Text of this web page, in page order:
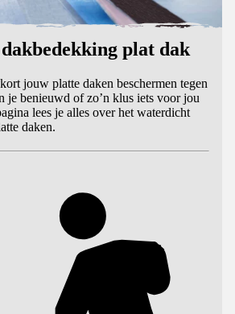
plat dak
jouw platte daken beschermen tegen
je benieuwd of zo’n klus iets voor jou
lees je alles over het waterdicht
daken.